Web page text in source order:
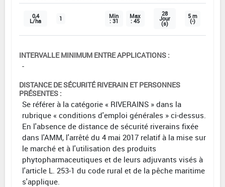
0,4
L/ha 1 Min
: 31
Max
: 45
28
Jour
(s)
5 m
(-)
INTERVALLE MINIMUM ENTRE APPLICATIONS :
-
DISTANCE DE SÉCURITÉ RIVERAIN ET PERSONNES
PRÉSENTES :
Se référer à la catégorie « RIVERAINS » dans la
rubrique « conditions d'emploi générales » ci-dessus.
En l'absence de distance de sécurité riverains fixée
dans l'AMM, l'arrêté du 4 mai 2017 relatif à la mise sur
le marché et à l'utilisation des produits
phytopharmaceutiques et de leurs adjuvants visés à
l'article L. 253-1 du code rural et de la pêche maritime
s'applique.